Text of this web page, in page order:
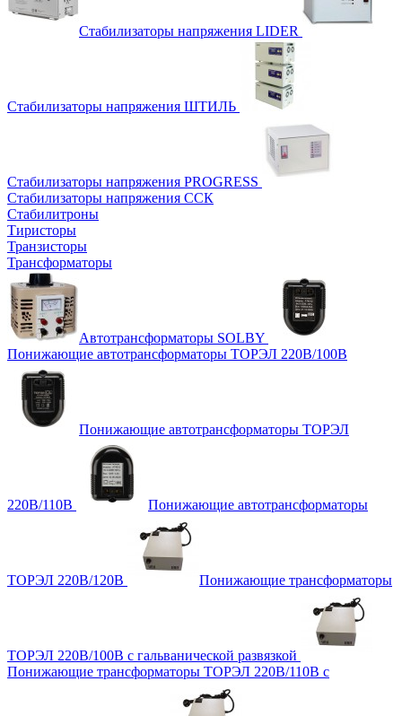
Стабилизаторы напряжения LIDER
Стабилизаторы напряжения ШТИЛЬ
Стабилизаторы напряжения PROGRESS
Стабилизаторы напряжения ССК
Стабилитроны
Тиристоры
Транзисторы
Трансформаторы
Автотрансформаторы SOLBY
Понижающие автотрансформаторы ТОРЭЛ 220В/100В
Понижающие автотрансформаторы ТОРЭЛ
220В/110В Понижающие автотрансформаторы
ТОРЭЛ 220В/120В Понижающие трансформаторы
ТОРЭЛ 220В/100В с гальванической развязкой
Понижающие трансформаторы ТОРЭЛ 220В/110В с